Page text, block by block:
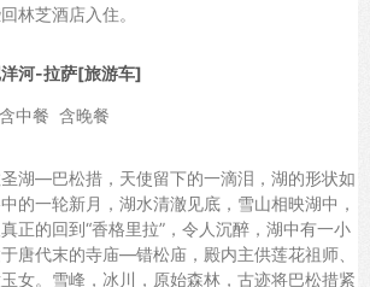
林芝酒店入住。
河-拉萨[旅游车]
中餐 含晚餐
湖—巴松措，天使留下的一滴泪，湖的形状如
的一轮新月，湖水清澈见底，雪山相映湖中，
正的回到“香格里拉”，令人沉醉，湖中有一小
唐代末的寺庙—错松庙，殿内主供莲花祖师、
女。雪峰，冰川，原始森林，古迹将巴松措紧